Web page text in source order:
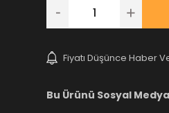
Fiyatı Düşünce Haber
Bu Ürünü Sosyal